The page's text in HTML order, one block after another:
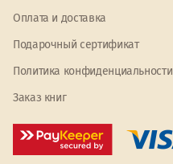
Оплата и доставка
Подарочный сертификат
Политика конфиденциальности
Заказ книг